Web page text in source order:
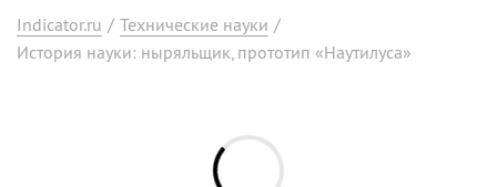
Indicator.ru / Технические науки /
История науки: ныряльщик, прототип «Наутилуса»